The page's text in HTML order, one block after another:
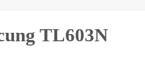
TL603N